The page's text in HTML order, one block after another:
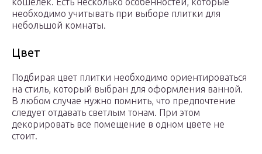
необходимо учитывать при выборе плитки для
небольшой комнаты.
Цвет
Подбирая цвет плитки необходимо ориентироваться
на стиль, который выбран для оформления ванной.
В любом случае нужно помнить, что предпочтение
следует отдавать светлым тонам. При этом
декорировать все помещение в одном цвете не
стоит.